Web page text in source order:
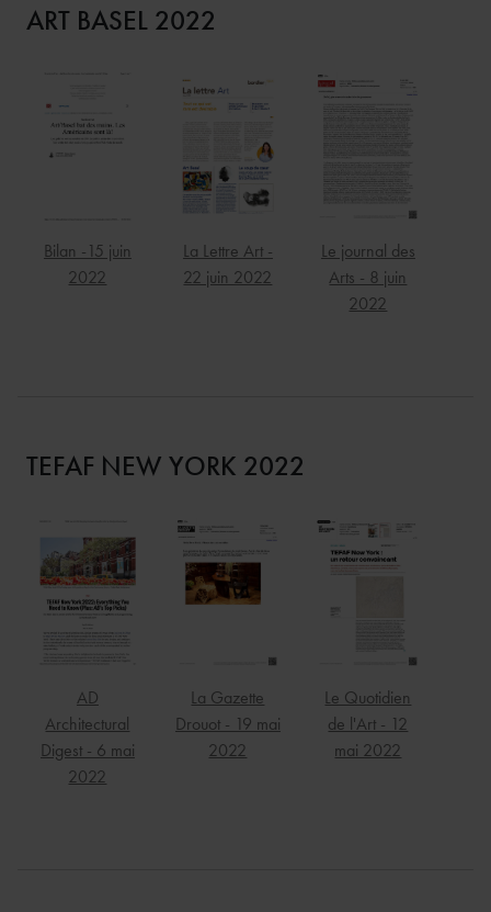
ART BASEL 2022
Bilan -15 juin
2022
La Lettre Art -
22 juin 2022
Le journal des
Arts - 8 juin
2022
TEFAF NEW YORK 2022
AD
Architectural
Digest - 6 mai
2022
La Gazette
Drouot - 19 mai
2022
Le Quotidien
de l'Art - 12
mai 2022